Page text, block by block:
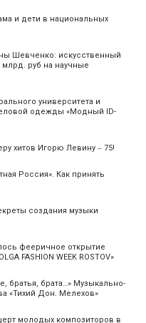
и дети в национальных
Шевченко: искусственный
млрд. руб на научные
университета и
одежды «Модный ID-
хитов Игорю Левину ‒ 75!
Россия». Как принять
создания музыки
фееричное открытие
FASHION WEEK ROSTOV»
братья, брата…» Музыкально-
«Тихий Дон. Мелехов»
молодых композиторов в